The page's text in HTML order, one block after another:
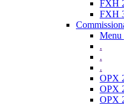
FXH
FXH
Menu
.
.
.
OPX
OPX
OPX